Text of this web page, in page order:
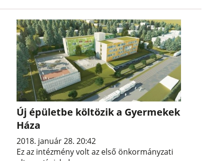
Új épületbe költözik a Gyermekek
Háza
2018. január 28. 20:42
Ez az intézmény volt az első önkormányzati